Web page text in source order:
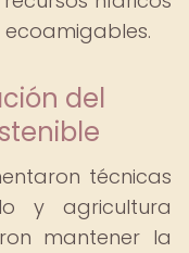
ecoamigables.
del
técnicas
y agricultura
mantener la